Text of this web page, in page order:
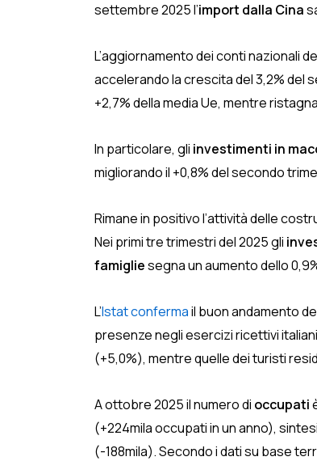
settembre 2025 l’import dalla Cina
L’aggiornamento dei conti nazionali
accelerando la crescita del 3,2% del
+2,7% della media Ue, mentre
In particolare, gli investimenti in
migliorando il +0,8% del secondo
Rimane in positivo l’attività delle
Nei primi tre trimestri del 2025 gli
famigliesegna un aumento dello
L’Istat confermail buon andamento
presenze negli esercizi ricettivi
(+5,0%), mentre quelle dei turisti
A ottobre 2025 il numero di occupati
(+224mila occupati in un anno),
(-188mila). Secondo i dati su base